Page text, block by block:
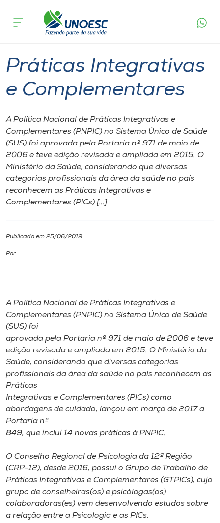
Cursos
Pesquisa
Portal de Ensino
A
Unoesc
Cultura
CPA
Biblioteca
Editora
Rádio
Unoesc
Store
acontece
Práticas Integrativas
e Complementares
A Política Nacional de Práticas Integrativas e
Complementares (PNPIC) no Sistema Único de Saúde
(SUS) foi aprovada pela Portaria nº 971 de maio de
2006 e teve edição revisada e ampliada em 2015. O
Ministério da Saúde, considerando que diversas
categorias profissionais da área da saúde no país
reconhecem as Práticas Integrativas e
Complementares (PICs) […]
Publicado em 25/06/2019
Por
A Política Nacional de Práticas Integrativas e
Complementares (PNPIC) no Sistema Único de Saúde
(SUS) foi
aprovada pela Portaria nº 971 de maio de 2006 e teve
edição revisada e ampliada em 2015. O Ministério da
Saúde, considerando que diversas categorias
profissionais da área da saúde no país reconhecem as
Práticas
Integrativas e Complementares (PICs) como
abordagens de cuidado, lançou em março de 2017 a
Portaria nº
849, que inclui 14 novas práticas à PNPIC.
O Conselho Regional de Psicologia da 12ª Região
(CRP-12), desde 2016, possui o Grupo de Trabalho de
Práticas Integrativas e Complementares (GTPICs), cujo
grupo de conselheiras(os) e psicólogas(os)
colaboradoras(es) vem desenvolvendo estudos sobre
a relação entre a Psicologia e as PICs.